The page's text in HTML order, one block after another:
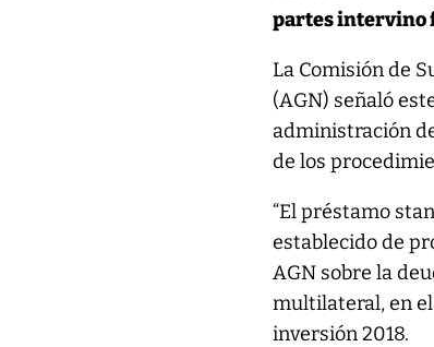
partes intervino
La Comisión de
(AGN) señaló
administración
de los
“El préstamo
establecido de
AGN sobre la
multilateral, en
inversión 2018.